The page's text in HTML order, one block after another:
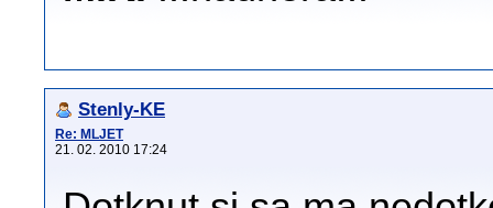
Stenly-KE
Re: MLJET
21. 02. 2010 17:24